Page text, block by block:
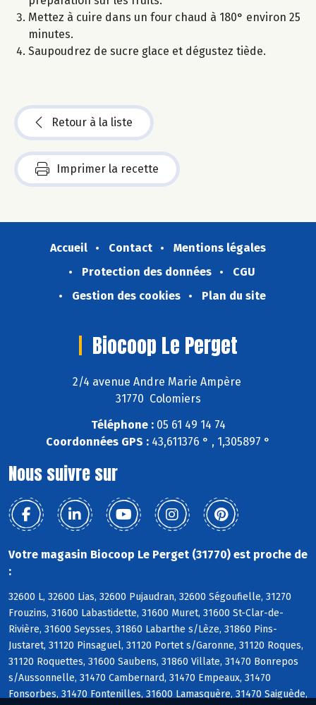
Mettez à cuire dans un four chaud à 180° environ 25
minutes.
Saupoudrez de sucre glace et dégustez tiède.
Retour à la liste
Imprimer la recette
Accueil Contact
Mentions légales
Protection des données
CGU
Gestion des cookies
Plan du site
Biocoop Le Perget
2/4 avenue Andre Marie Ampère
31770 Colomiers
Téléphone :05 61 49 14 74
Coordonnées GPS : 43,611376 ° , 1,305897 °
Nous suivre sur
Votre magasin Biocoop Le Perget (31770) est proche de
:
32600 L, 32600 Lias, 32600 Pujaudran, 32600 Ségoufielle, 31270
Frouzins, 31600 Labastidette, 31600 Muret, 31600 St-Clar-de-
Rivière, 31600 Seysses, 31860 Labarthe s/Lèze, 31860 Pins-
Justaret, 31120 Pinsaguel, 31120 Portet s/Garonne, 31120 Roques,
31120 Roquettes, 31600 Saubens, 31860 Villate, 31470 Bonrepos
s/Aussonnelle, 31470 Cambernard, 31470 Empeaux, 31470
Fonsorbes, 31470 Fontenilles, 31600 Lamasquère, 31470 Saiguède,